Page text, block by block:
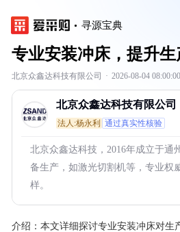
寻源宝典
专业安装冲床，提升生
北京众鑫达科技有限公司 · 2026-08-04 08:00:00
北京众鑫达科技有限公司
法人:杨永利 通过真实性核验
北京众鑫达科技，2016年成立于通
备生产，如激光切割机等，专业权
样。
介绍： 本文详细探讨专业安装冲床对生